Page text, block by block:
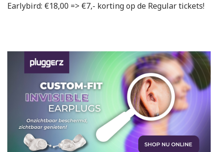
Earlybird: €18,00 => €7,- korting op de Regular tickets!